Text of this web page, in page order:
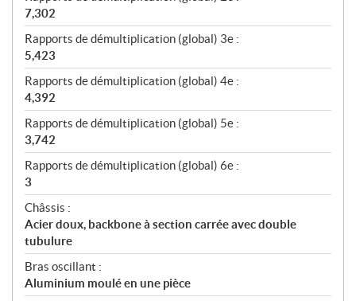
7,302
Rapports de démultiplication (global) 3e :
5,423
Rapports de démultiplication (global) 4e :
4,392
Rapports de démultiplication (global) 5e :
3,742
Rapports de démultiplication (global) 6e :
3
Châssis :
Acier doux, backbone à section carrée avec double
tubulure
Bras oscillant :
Aluminium moulé en une pièce